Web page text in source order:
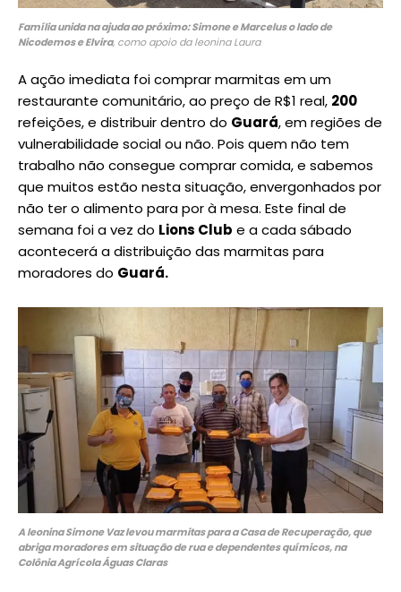
Família unida na ajuda ao próximo: Simone e Marcelus o lado de
Nicodemos e Elvira, como apoio da leonina Laura
A ação imediata foi comprar marmitas em um
restaurante comunitário, ao preço de R$1 real, 200
refeições, e distribuir dentro do Guará, em regiões de
vulnerabilidade social ou não. Pois quem não tem
trabalho não consegue comprar comida, e sabemos
que muitos estão nesta situação, envergonhados por
não ter o alimento para por à mesa. Este final de
semana foi a vez do Lions Club e a cada sábado
acontecerá a distribuição das marmitas para
moradores do Guará.
A leonina Simone Vaz levou marmitas para a Casa de Recuperação, que
abriga moradores em situação de rua e dependentes químicos, na
Colônia Agrícola Águas Claras